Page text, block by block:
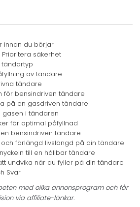
innan du börjar
Prioritera säkerhet
av tändare
tändare
för bensindriven tändare
på en gasdriven tändare
gasen i tändaren
för optimal påfyllnad
bensindriven tändare
förlängd livslängd på din tändare
till en hållbar tändare
undvika när du fyller på din tändare
Svar
med oilka annonsprogram och får
via affiliate-länkar.